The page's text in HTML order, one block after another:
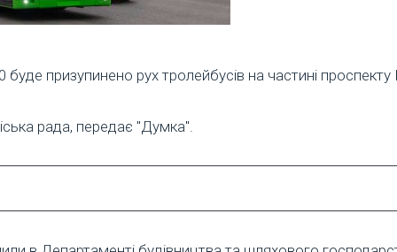
призупинено рух тролейбусів на частині проспекту
рада, передає "Думка".